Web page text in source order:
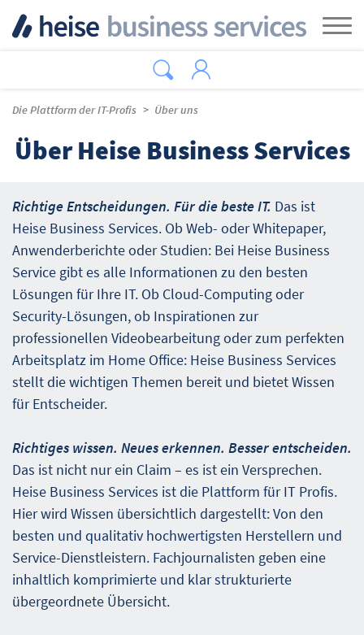
Die Plattform der IT-Profis Über uns
Über Heise Business Services
Richtige Entscheidungen. Für die beste IT. Das ist
Heise Business Services. Ob Web- oder Whitepaper,
Anwenderberichte oder Studien: Bei Heise Business
Service gibt es alle Informationen zu den besten
Lösungen für Ihre IT. Ob Cloud-Computing oder
Security-Lösungen, ob Inspirationen zur
professionellen Videobearbeitung oder zum perfekten
Arbeitsplatz im Home Office: Heise Business Services
stellt die wichtigen Themen bereit und bietet Wissen
für Entscheider.
Richtiges wissen. Neues erkennen. Besser entscheiden.
Das ist nicht nur ein Claim – es ist ein Versprechen.
Heise Business Services ist die Plattform für IT Profis.
Hier wird Wissen übersichtlich dargestellt: Von den
besten und qualitativ hochwertigsten Herstellern und
Service-Dienstleistern. Fachjournalisten geben eine
inhaltlich komprimierte und klar strukturierte
übergeordnete Übersicht.